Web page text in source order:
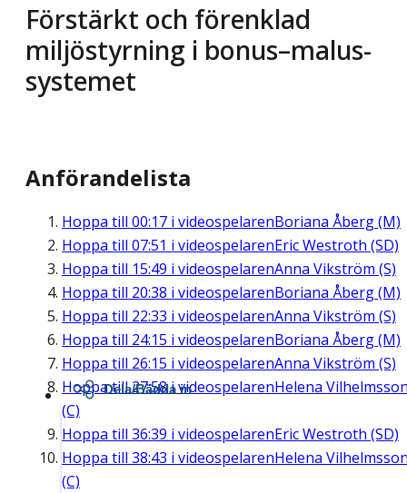
Förstärkt och förenklad
miljöstyrning i bonus–malus-
systemet
Anförandelista
Hoppa till 00:17 i videospelarenBoriana Åberg (M)
Hoppa till 07:51 i videospelarenEric Westroth (SD)
Hoppa till 15:49 i videospelarenAnna Vikström (S)
Hoppa till 20:38 i videospelarenBoriana Åberg (M)
Hoppa till 22:33 i videospelarenAnna Vikström (S)
Hoppa till 24:15 i videospelarenBoriana Åberg (M)
Hoppa till 26:15 i videospelarenAnna Vikström (S)
Hoppa till27:58i videospelarenHelena
(C)
Hoppa till 36:39 i videospelarenEric Westroth (SD)
Hoppa till 38:43 i videospelarenHelena
(C)
Dela/Bädda in